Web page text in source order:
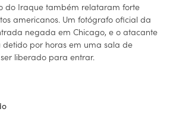
do Iraque também relataram forte
americanos. Um fotógrafo oficial da
negada em Chicago, e o atacante
detido por horas em uma sala de
liberado para entrar.